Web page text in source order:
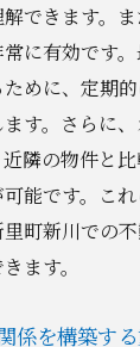
にするための
方法
ンの工夫で
ぶ売却のコツ
に聞く群馬県
その影響
できます。
に有効です
めに、定期
す。さらに
隣の物件と比
能です。こ
町新川での
ます。
係を構築す